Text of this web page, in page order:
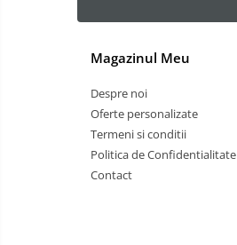
Magazinul Meu
Despre noi
Oferte personalizate
Termeni si conditii
Politica de Confidentialitate
Contact